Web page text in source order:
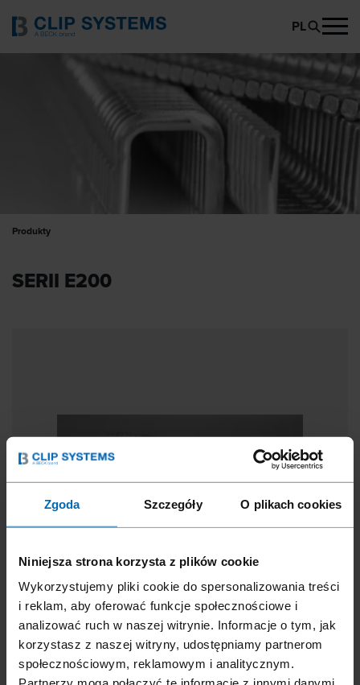
Zgoda Szczegóły O plikach cookies
Niniejsza strona korzysta z plików cookie
Wykorzystujemy pliki cookie do spersonalizowania treści
i reklam, aby oferować funkcje społecznościowe i
analizować ruch w naszej witrynie. Informacje o tym, jak
korzystasz z naszej witryny, udostępniamy partnerom
społecznościowym, reklamowym i analitycznym.
PL
Produkty
SERII E200
XE-CAA-SERIA